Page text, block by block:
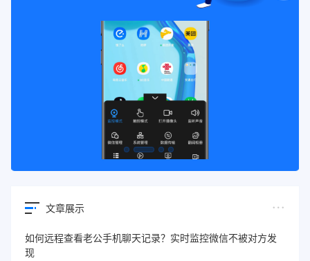
文章展示
如何远程查看老公手机聊天记录？实时监控微信不被对方发
现